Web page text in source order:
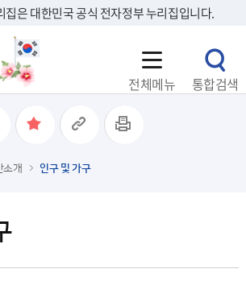
집은 대한민국 공식 전자정부 누리집입니다.
전체메뉴 통합검색
소개 인구 및 가구